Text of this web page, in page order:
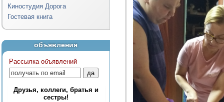
Киностудия Дорога
Гостевая книга
объявления
Рассылка объявлений
Друзья, коллеги, братья и
сестры!